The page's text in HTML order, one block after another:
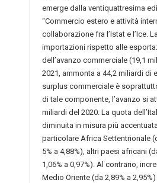
emerge dalla ventiquattresima
“Commercio estero e attività
collaborazione fra l’Istat e l’Ice.
importazioni rispetto alle
dell’avanzo commerciale (19,1
2021, ammonta a 44,2 miliardi di
surplus commerciale è
di tale componente, l’avanzo si
miliardi del 2020. La quota
diminuita in misura più
particolare Africa Settentrionale
5% a 4,88%), altri paesi africani
1,06% a 0,97%). Al contrario,
Medio Oriente (da 2,89% a